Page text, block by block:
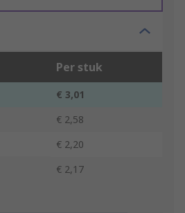
Per stuk
€ 3,01
€ 2,58
€ 2,20
€ 2,17